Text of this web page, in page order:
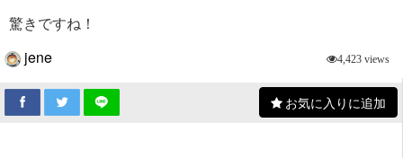
驚きですね！
jene
4,423 views
お気に入りに追加